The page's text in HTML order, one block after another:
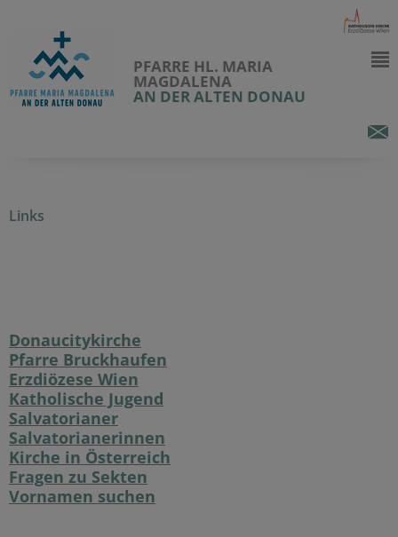
PFARRE HL. MARIA
MAGDALENA
AN DER ALTEN DONAU
Links
Donaucitykirche
Pfarre Bruckhaufen
Erzdiözese Wien
Katholische Jugend
Salvatorianer
Salvatorianerinnen
Kirche in Österreich
Fragen zu Sekten
Vornamen suchen